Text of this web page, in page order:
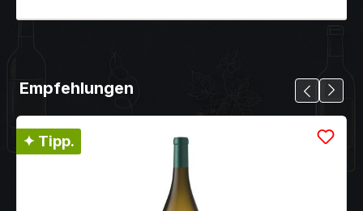
Empfehlungen
✦ Tipp.